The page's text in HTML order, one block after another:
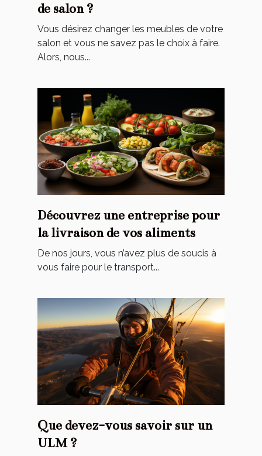
de salon ?
Vous désirez changer les meubles de votre
salon et vous ne savez pas le choix à faire.
Alors, nous...
Découvrez‌ ‌une‌ ‌entreprise‌ ‌pour‌
‌la‌ ‌livraison‌ ‌de‌ ‌vos‌ ‌aliments‌ ‌
De‌ ‌nos‌ ‌jours,‌ ‌vous‌ ‌n’avez‌ ‌plus‌ ‌de‌ ‌soucis‌ ‌à‌
‌vous‌ ‌faire‌ ‌pour‌ ‌le‌ ‌transport‌...
Que devez-vous savoir sur un
ULM ?